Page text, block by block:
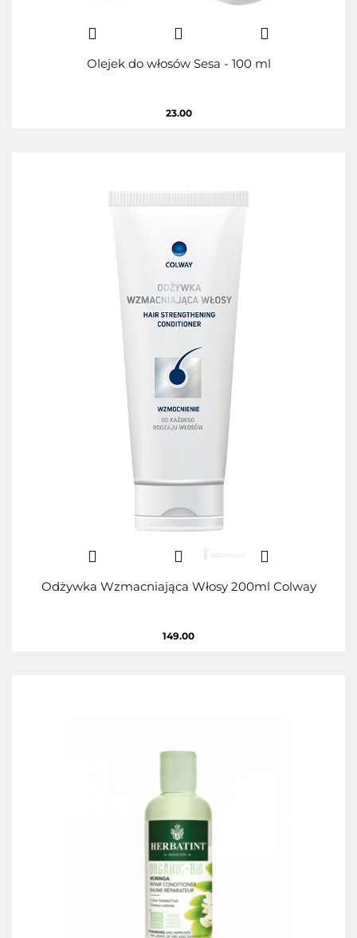
Olejek do włosów Sesa - 100 ml
23.00
Odżywka Wzmacniająca Włosy 200ml Colway
149.00